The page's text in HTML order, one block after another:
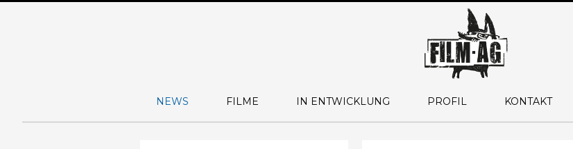
NEWS FILME IN ENTWICKLUNG PROFIL KONTAKT